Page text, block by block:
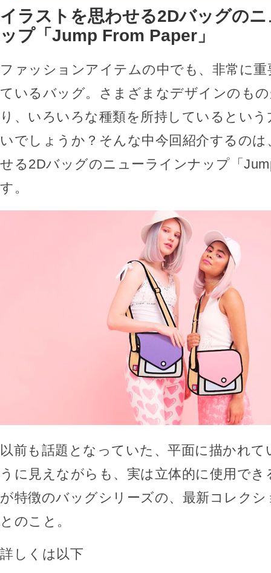
イラストを思わせる2Dバッグの
ップ「Jump From Paper」
ファッションアイテムの中でも、非常に
ているバッグ。さまざまなデザインのも
り、いろいろな種類を所持しているとい
いでしょうか？そんな中今回紹介するの
せる2Dバッグのニューラインナップ「
す。
以前も話題となっていた、平面に描かれ
うに見えながらも、実は立体的に使用で
が特徴のバッグシリーズの、最新コレク
とのこと。
詳しくは以下